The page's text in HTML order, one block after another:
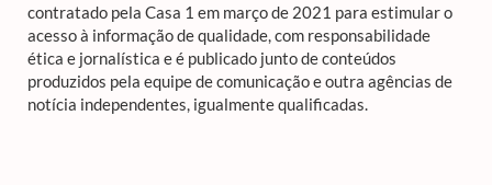
contratado pela Casa 1 em março de 2021 para estimular o
acesso à informação de qualidade, com responsabilidade
ética e jornalística e é publicado junto de conteúdos
produzidos pela equipe de comunicação e outra agências de
notícia independentes, igualmente qualificadas.